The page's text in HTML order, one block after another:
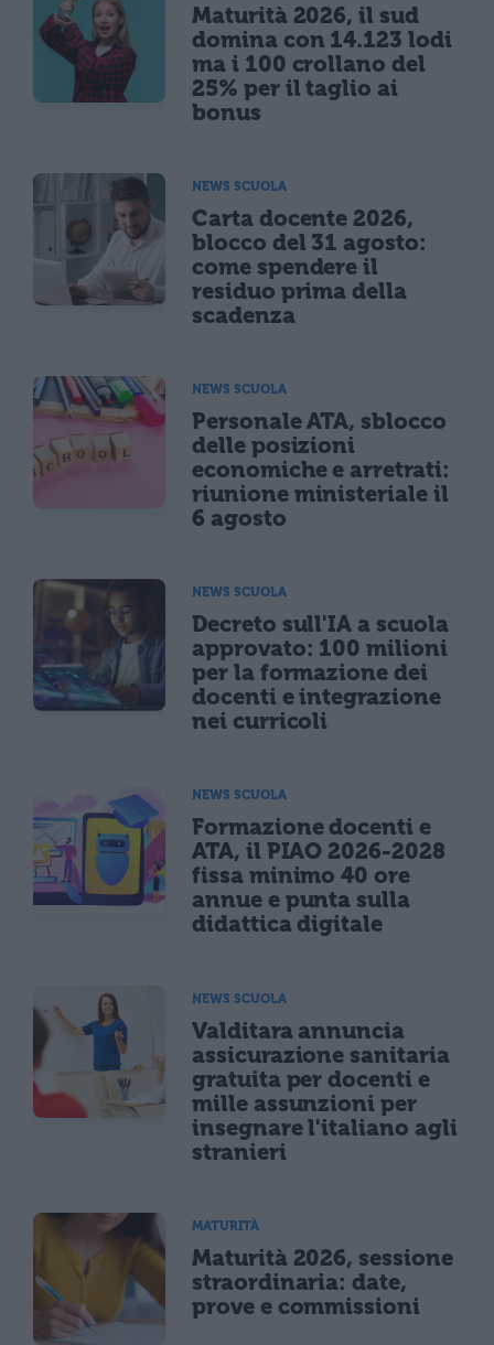
Maturità 2026, il sud
domina con 14.123 lodi
ma i 100 crollano del
25% per il taglio ai
bonus
NEWS SCUOLA
Carta docente 2026,
blocco del 31 agosto:
come spendere il
residuo prima della
scadenza
NEWS SCUOLA
Personale ATA, sblocco
delle posizioni
economiche e arretrati:
riunione ministeriale il
6 agosto
NEWS SCUOLA
Decreto sull'IA a scuola
approvato: 100 milioni
per la formazione dei
docenti e integrazione
nei curricoli
NEWS SCUOLA
Formazione docenti e
ATA, il PIAO 2026-2028
fissa minimo 40 ore
annue e punta sulla
didattica digitale
NEWS SCUOLA
Valditara annuncia
assicurazione sanitaria
gratuita per docenti e
mille assunzioni per
insegnare l'italiano agli
stranieri
MATURITÀ
Maturità 2026, sessione
straordinaria: date,
prove e commissioni